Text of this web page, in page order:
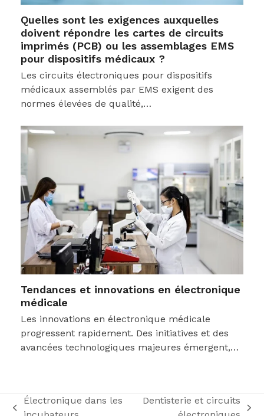
Quelles sont les exigences auxquelles
doivent répondre les cartes de circuits
imprimés (PCB) ou les assemblages EMS
pour dispositifs médicaux ?
Les circuits électroniques pour dispositifs
médicaux assemblés par EMS exigent des
normes élevées de qualité,…
Tendances et innovations en électronique
médicale
Les innovations en électronique médicale
progressent rapidement. Des initiatives et des
avancées technologiques majeures émergent,…
Électronique dans les
Dentisterie et circuits